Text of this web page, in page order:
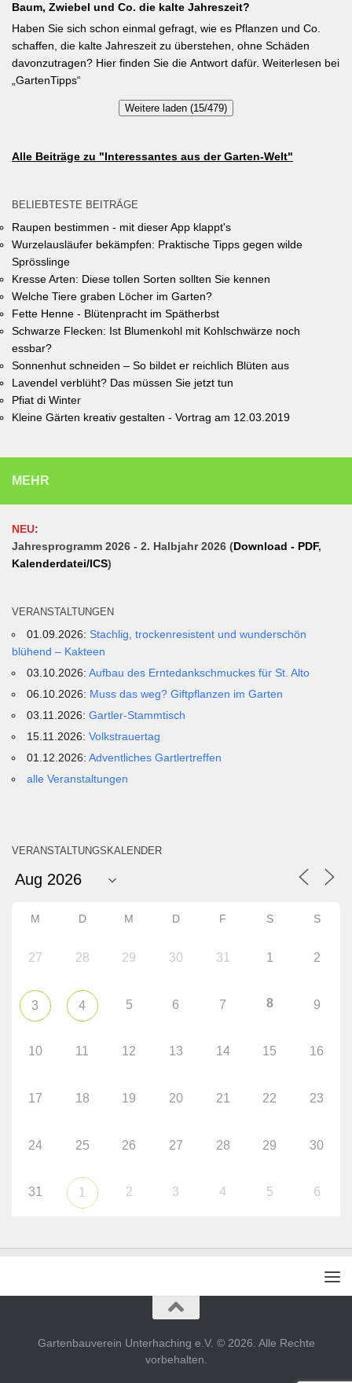
Flächen helfen… Hitze zu reduzieren Regenwasser besser zu
speichern und das Wohnumfeld insgesamt lebenswerter zu
gestalten. Insgesamt drei Gärten werden prämiert. Insgesamt drei
gleichwertige Sieger werden durch eine Expertenjury, bestehend
aus Vertretern der Gemeinde Unterhaching sowie des
gewinnen gibt es jeweils einen Gutschein von Pflanzen-Kölle
das Anmeldeformular siehe auf den Seiten der Gemeinde
Baum, Zwiebel und Co. die kalte Jahreszeit?
Haben Sie sich schon einmal gefragt, wie es Pflanzen und Co.
schaffen, die kalte Jahreszeit zu überstehen, ohne Schäden
davonzutragen? Hier finden Sie die Antwort dafür. Weiterlesen bei
„GartenTipps“
Weitere laden (15/479)
Alle Beiträge zu "Interessantes aus der Garten-Welt"
BELIEBTESTE BEITRÄGE
Raupen bestimmen - mit dieser App klappt's
Wurzelausläufer bekämpfen: Praktische Tipps gegen wilde
Sprösslinge
Kresse Arten: Diese tollen Sorten sollten Sie kennen
Welche Tiere graben Löcher im Garten?
Fette Henne - Blütenpracht im Spätherbst
Schwarze Flecken: Ist Blumenkohl mit Kohlschwärze noch
essbar?
Sonnenhut schneiden – So bildet er reichlich Blüten aus
Lavendel verblüht? Das müssen Sie jetzt tun
Pfiat di Winter
Kleine Gärten kreativ gestalten - Vortrag am 12.03.2019
MEHR
NEU:
Jahresprogramm 2026 - 2. Halbjahr 2026 (Download - PDF,
Kalenderdatei/ICS)
VERANSTALTUNGEN
01.09.2026: Stachlig, trockenresistent und wunderschön
blühend – Kakteen
03.10.2026:Aufbau des Erntedankschmuckes für St. Alto
06.10.2026: Muss das weg? Giftpflanzen im Garten
03.11.2026:Gartler-Stammtisch
15.11.2026:Volkstrauertag
01.12.2026:Adventliches Gartlertreffen
alle Veranstaltungen
VERANSTALTUNGSKALENDER
M D M D F S S
27 28 29 30 31 1 2
3 4 5 6 7 8 9
10 11 12 13 14 15 16
17 18 19 20 21 22 23
24 25 26 27 28 29 30
31 1 2 3 4 5 6
Gartenbauverein Unterhaching e.V. © 2026. Alle Rechte
vorbehalten.